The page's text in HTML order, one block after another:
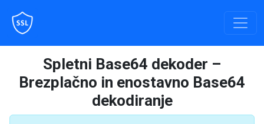
Spletni Base64 dekoder –
Brezplačno in enostavno Base64
dekodiranje